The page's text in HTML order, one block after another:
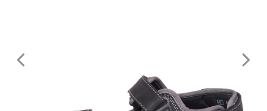
Предыдущий